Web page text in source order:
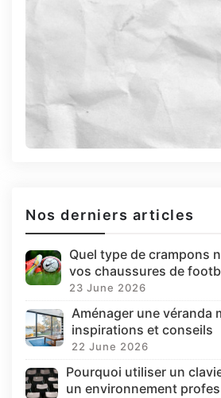
Nos derniers articles
Quel type de crampons
vos chaussures de
23 June 2026
Aménager une véranda
inspirations et conseils
22 June 2026
Pourquoi utiliser un
un environnement